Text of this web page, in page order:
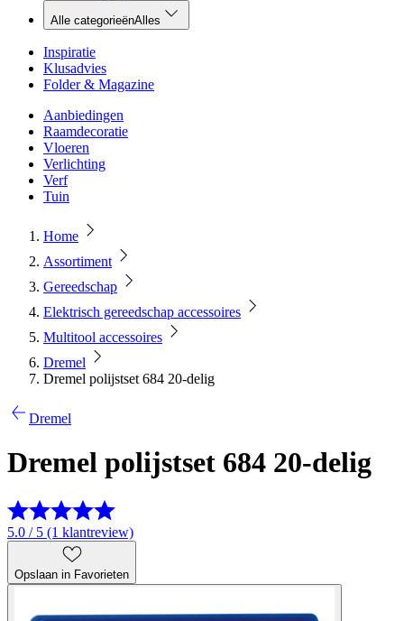
Alle categorieënAlles
Inspiratie
Klusadvies
Folder & Magazine
Aanbiedingen
Raamdecoratie
Vloeren
Verlichting
Verf
Tuin
Home
Assortiment
Gereedschap
Elektrisch gereedschap accessoires
Multitool accessoires
Dremel
Dremel polijstset 684 20-delig
Dremel
Dremel polijstset 684 20-delig
5.0 / 5 (1 klantreview)
Opslaan in Favorieten